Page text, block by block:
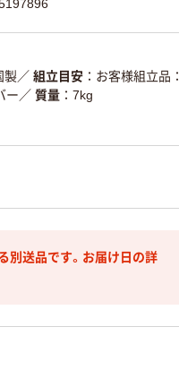
製／ 組立目安
お客様組立品：
ー ／ 質量
7kg
別送品です。お届け日の詳